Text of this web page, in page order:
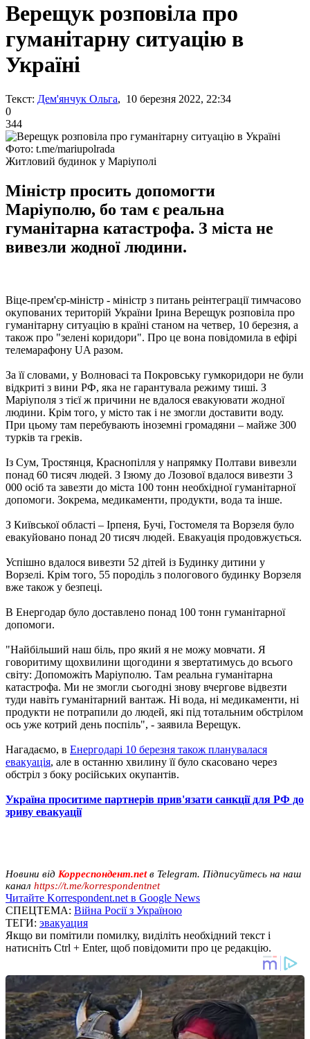
Верещук розповіла про
гуманітарну ситуацію в
Україні
Текст: Дем'янчук Ольга, 10 березня 2022, 22:34
0
344
Фото: t.me/mariupolrada
Житловий будинок у Маріуполі
Міністр просить допомогти
Маріуполю, бо там є реальна
гуманітарна катастрофа. З міста не
вивезли жодної людини.
Віце-прем'єр-міністр - міністр з питань реінтеграції тимчасово
окупованих територій України Ірина Верещук розповіла про
гуманітарну ситуацію в країні станом на четвер, 10 березня, а
також про "зелені коридори". Про це вона повідомила в ефірі
телемарафону UA разом.
За її словами, у Волновасі та Покровську гумкоридори не були
відкриті з вини РФ, яка не гарантувала режиму тиші. З
Маріуполя з тієї ж причини не вдалося евакуювати жодної
людини. Крім того, у місто так і не змогли доставити воду.
При цьому там перебувають іноземні громадяни – майже 300
турків та греків.
Із Сум, Тростянця, Краснопілля у напрямку Полтави вивезли
понад 60 тисяч людей. З Ізюму до Лозової вдалося вивезти 3
000 осіб та завезти до міста 100 тонн необхідної гуманітарної
допомоги. Зокрема, медикаменти, продукти, вода та інше.
З Київської області – Ірпеня, Бучі, Гостомеля та Ворзеля було
евакуйовано понад 20 тисяч людей. Евакуація продовжується.
Успішно вдалося вивезти 52 дітей із Будинку дитини у
Ворзелі. Крім того, 55 породіль з пологового будинку Ворзеля
вже також у безпеці.
В Енергодар було доставлено понад 100 тонн гуманітарної
допомоги.
"Найбільший наш біль, про який я не можу мовчати. ​​Я
говоритиму щохвилини щогодини я звертатимусь до всього
світу: Допоможіть Маріуполю. Там реальна гуманітарна
катастрофа. Ми не змогли сьогодні знову вчергове відвезти
туди навіть гуманітарний вантаж. Ні вода, ні медикаменти, ні
продукти не потрапили до людей, які під тотальним обстрілом
ось уже котрий день поспіль", - заявила Верещук.
Нагадаємо, в Енергодарі 10 березня також планувалася
евакуація, але в останню хвилину її було скасовано через
обстріл з боку російських окупантів.
Україна проситиме партнерів прив'язати санкції для РФ до
зриву евакуації
Новини від Корреспондент.netв Telegram. Підписуйтесь на наш
канал https://t.me/korrespondentnet
Читайте Korrespondent.net в Google News
СПЕЦТЕМА: Війна Росії з Україною
ТЕГИ: эвакуация
Якщо ви помітили помилку, виділіть необхідний текст і
натисніть Ctrl + Enter, щоб повідомити про це редакцію.